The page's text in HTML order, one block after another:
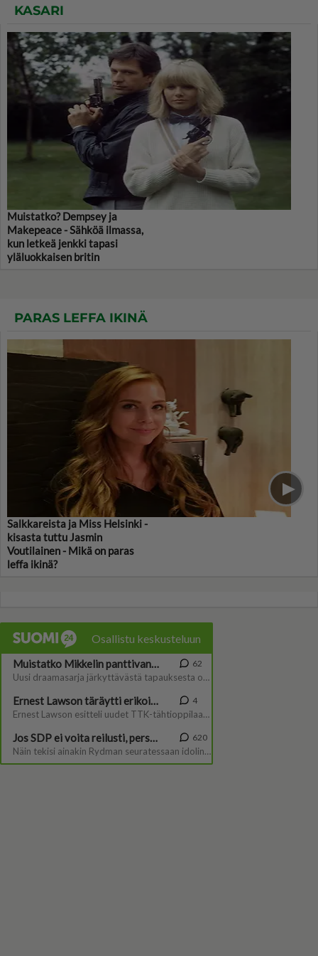
KASARI
Muistatko? Dempsey ja
Makepeace - Sähköä ilmassa,
kun letkeä jenkki tapasi
yläluokkaisen britin
PARAS LEFFA IKINÄ
Salkkareista ja Miss Helsinki -
kisasta tuttu Jasmin
Voutilainen - Mikä on paras
leffa ikinä?